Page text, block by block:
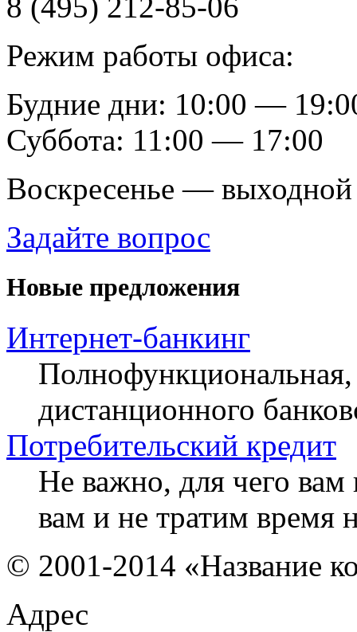
Режим работы офиса:
Будние дни: 10:00 —
Суббота: 11:00 — 17:00
Воскресенье — выходной
Задайте вопрос
Новые предложения
Интернет-банкинг
Полнофункциональная,
дистанционного
Потребительский кредит
Не важно, для чего
вам и не тратим время
© 2001-2014 «Название
Адрес